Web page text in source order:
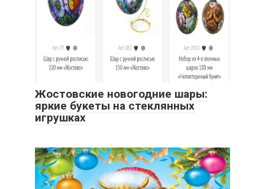
Жостовские новогодние шары:
яркие букеты на стеклянных
игрушках